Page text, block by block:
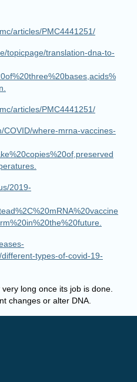
topicpage/translation-dna-to-
articles/PMC4441251/
where-mrna-vaccines-
2019-
long once its job is done.